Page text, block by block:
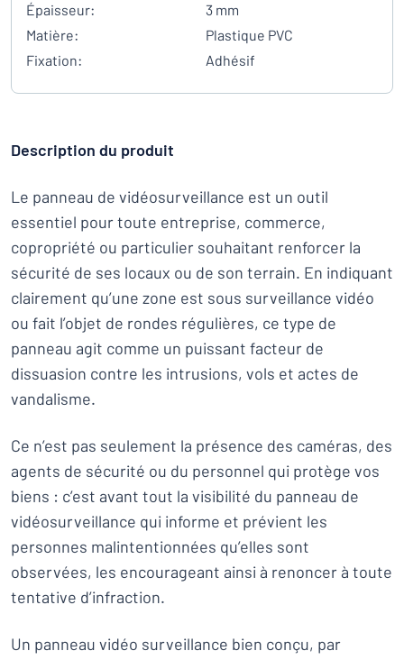
Épaisseur:
3 mm
Matière:
Plastique PVC
Fixation:
Adhésif
Description du produit
Le panneau de vidéosurveillance est un outil
essentiel pour toute entreprise, commerce,
copropriété ou particulier souhaitant renforcer la
sécurité de ses locaux ou de son terrain. En indiquant
clairement qu’une zone est sous surveillance vidéo
ou fait l’objet de rondes régulières, ce type de
panneau agit comme un puissant facteur de
dissuasion contre les intrusions, vols et actes de
vandalisme.
Ce n’est pas seulement la présence des caméras, des
agents de sécurité ou du personnel qui protège vos
biens : c’est avant tout la visibilité du panneau de
vidéosurveillance qui informe et prévient les
personnes malintentionnées qu’elles sont
observées, les encourageant ainsi à renoncer à toute
tentative d’infraction.
Un panneau vidéo surveillance bien conçu, par